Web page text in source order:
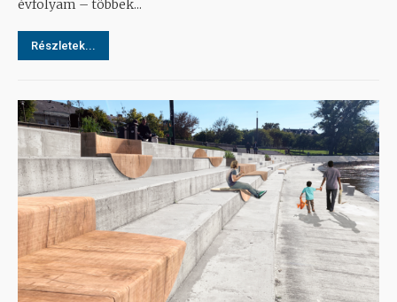
évfolyam – többek...
Részletek...